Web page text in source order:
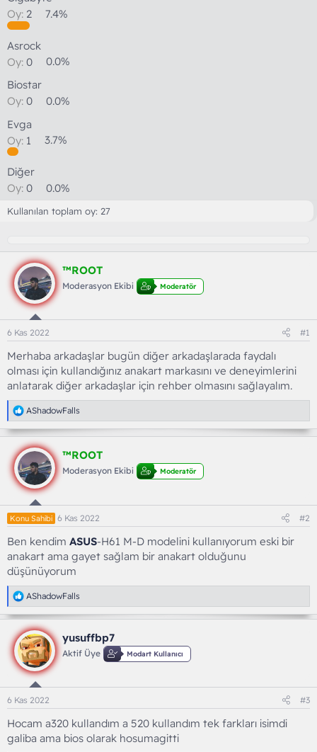
Oy: 2 7.4%
Asrock
Oy: 0
0.0%
Biostar
Oy: 0
0.0%
Evga
Oy: 1 3.7%
Diğer
Oy: 0 0.0%
Kullanılan toplam oy 27
™ROOT
Moderasyon Ekibi Moderatör
6 Kas 2022 #1
Merhaba arkadaşlar bugün diğer arkadaşlarada faydalı
olması için kullandığınız anakart markasını ve deneyimlerini
anlatarak diğer arkadaşlar için rehber olmasını sağlayalım.
T
e
p
k
i
l
e
r
AShadowFalls
™ROOT
Moderasyon Ekibi Moderatör
Konu Sahibi 6 Kas 2022 #2
Ben kendim ASUS-H61 M-D modelini kullanıyorum eski bir
anakart ama gayet sağlam bir anakart olduğunu
düşünüyorum
T
e
p
k
i
l
e
r
:
AShadowFalls
yusuffbp7
Aktif Üye Modart Kullanıcı
6 Kas 2022 #3
Hocam a320 kullandım a 520 kullandım tek farkları isimdi
galiba ama bios olarak hosumagitti